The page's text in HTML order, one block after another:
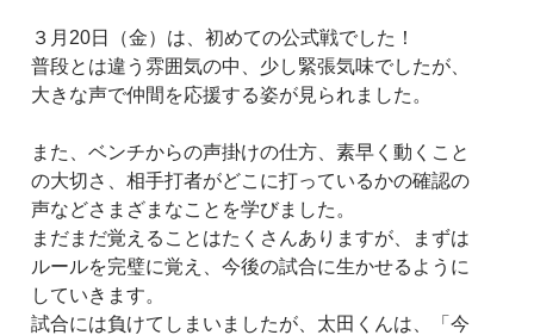
３月20日（金）は、初めての公式戦でした！
普段とは違う雰囲気の中、少し緊張気味でしたが、
大きな声で仲間を応援する姿が見られました。
また、ベンチからの声掛けの仕方、素早く動くこと
の大切さ、相手打者がどこに打っているかの確認の
声などさまざまなことを学びました。
まだまだ覚えることはたくさんありますが、まずは
ルールを完璧に覚え、今後の試合に生かせるように
していきます。
試合には負けてしまいましたが、太田くんは、「今